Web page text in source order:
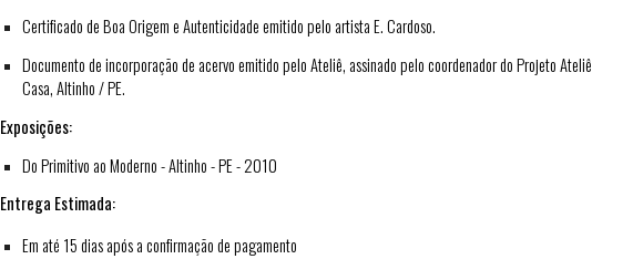
Certificado de Boa Origem e Autenticidade emitido pelo artista E. Cardoso.
Documento de incorporação de acervo emitido pelo Ateliê, assinado pelo coordenador do Projeto Ateliê
Casa, Altinho / PE.
Exposições:
Do Primitivo ao Moderno - Altinho - PE - 2010
Entrega Estimada:
Em até 15 dias após a confirmação de pagamento